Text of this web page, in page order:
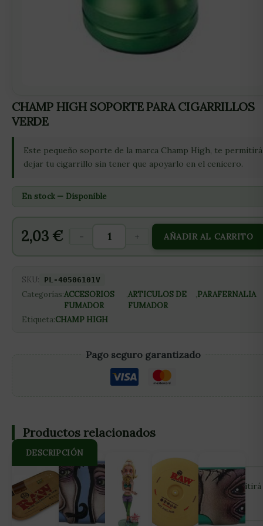
CHAMP HIGH SOPORTE PARA CIGARRILLOS
VERDE
Este pequeño soporte de la marca Champ High, te permitirá
dejar tu cigarrillo sin tener que apoyarlo en el cenicero.
En stock — Disponible
2,03 € - + AÑADIR AL CARRITO
SKU: PL-40506101V
Categorías:ACCESORIOS
FUMADOR
,ARTICULOS DE
FUMADOR
,PARAFERNALIA
Etiqueta:CHAMP HIGH
Pago seguro garantizado
DESCRIPCIÓN
Este pequeño soporte de la marca Champ High, te permitirá
dejar tu cigarrillo sin tener que apoyarlo en el cenicero.
Productos relacionados